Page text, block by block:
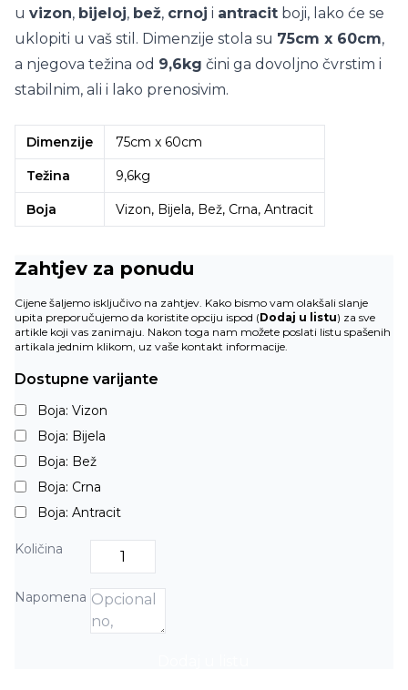
u vizon, bijeloj, bež, crnoj i antracit boji, lako će se
uklopiti u vaš stil. Dimenzije stola su 75cm x 60cm,
a njegova težina od 9,6kg čini ga dovoljno čvrstim i
stabilnim, ali i lako prenosivim.
Dimenzije 75cm x 60cm
Težina 9,6kg
Boja Vizon, Bijela, Bež, Crna, Antracit
Zahtjev za ponudu
Cijene šaljemo isključivo na zahtjev. Kako bismo vam olakšali slanje
upita preporučujemo da koristite opciju ispod (Dodaj u listu) za sve
artikle koji vas zanimaju. Nakon toga nam možete poslati listu spašenih
artikala jednim klikom, uz vaše kontakt informacije.
Dostupne varijante
Boja: Vizon
Boja: Bijela
Boja: Bež
Boja: Crna
Boja: Antracit
Količina
Napomena